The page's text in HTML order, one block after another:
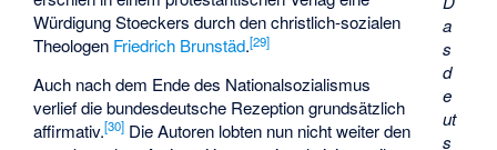
a
s
d
e
ut
s
Würdigung Stoeckers durch den christlich-sozialen
Theologen Friedrich Brunstäd.[29]
Auch nach dem Ende des Nationalsozialismus
verlief die bundesdeutsche Rezeption grundsätzlich
affirmativ.[30] Die Autoren lobten nun nicht weiter den